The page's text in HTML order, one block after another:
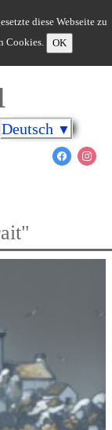
diese Webseite zu
Cookies.
OK
Deutsch ▼